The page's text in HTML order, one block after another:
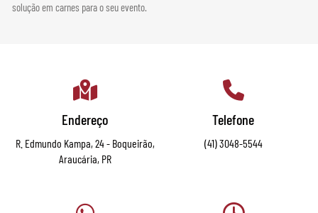
solução em carnes para o seu evento.
Endereço
R. Edmundo Kampa, 24 - Boqueirão,
Araucária, PR
Telefone
(41) 3048-5544